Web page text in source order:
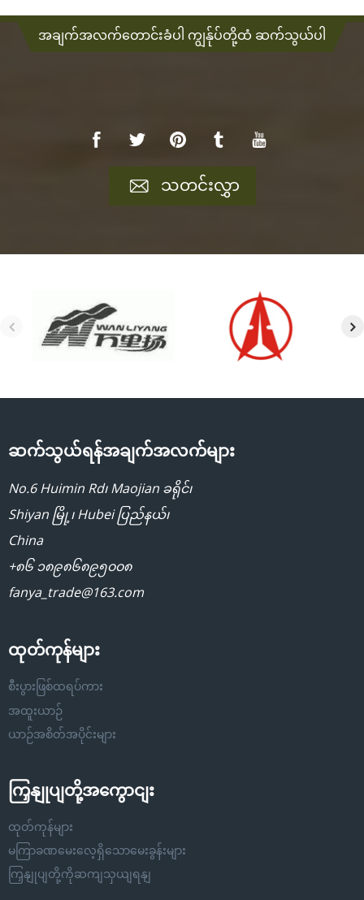
အချက်အလက်တောင်းခံပါ ကျွန်ုပ်တို့ထံ ဆက်သွယ်ပါ
သတင်းလွှာ
ဆက်သွယ်ရန်အချက်အလက်များ
No.6 Huimin Rd၊ Maojian ခရိုင်၊
Shiyan မြို့၊ Hubei ပြည်နယ်၊
China
+၈၆ ၁၈၉၈၆၈၉၅၀၀၈
fanya_trade@163.com
ထုတ်ကုန်များ
စီးပွားဖြစ်ထရပ်ကား
အထူးယာဉ်
ယာဉ်အစိတ်အပိုင်းများ
ကြှနျုပျတို့အကွောငျး
ထုတ်ကုန်များ
မကြာခဏမေးလေ့ရှိသောမေးခွန်းများ
ကြှနျုပျတို့ကိုဆကျသှယျရနျ